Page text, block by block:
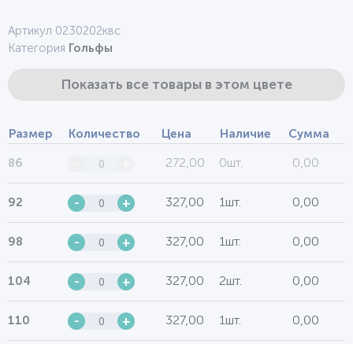
Артикул 0230202квс
Категория Гольфы
Показать все товары в этом цвете
Размер Количество Цена Наличие Сумма
86 272,00 0шт. 0,00
92 - + 327,00 1шт. 0,00
98 - + 327,00 1шт. 0,00
104 - + 327,00 2шт. 0,00
110 - + 327,00 1шт. 0,00